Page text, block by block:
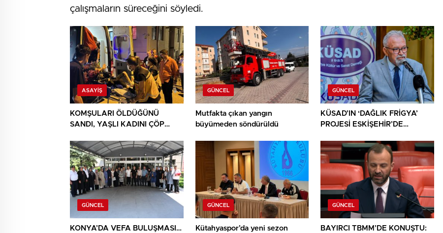
çalışmaların süreceğini söyledi.
ASAYIŞ
KOMŞULARI ÖLDÜĞÜNÜ
SANDI, YAŞLI KADINI ÇÖP
BULUNDU
GÜNCEL
Mutfakta çıkan yangın
büyümeden söndürüldü
GÜNCEL
KÜSAD’IN ‘DAĞLIK FRİGYA’
PROJESİ ESKİŞEHİR’DE
BULUŞUYOR
GÜNCEL
KONYA’DA VEFA BULUŞMASI…
GÜNCEL
Kütahyaspor’da yeni sezon
GÜNCEL
BAYIRCI TBMM’DE KONUŞTU: